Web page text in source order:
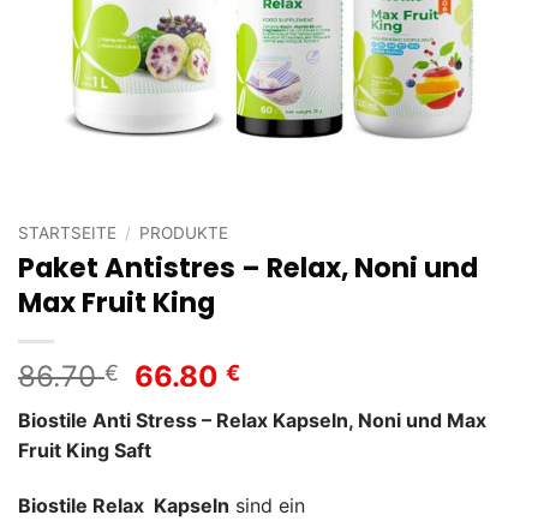
STARTSEITE / PRODUKTE
Paket Antistres – Relax, Noni und
Max Fruit King
86.70€
Ursprünglicher
war:
86.70 €
66.80€Aktueller
ist:
Biostile Anti Stress – Relax Kapseln, Noni und Max
Fruit King Saft
Biostile Relax Kapseln sind ein